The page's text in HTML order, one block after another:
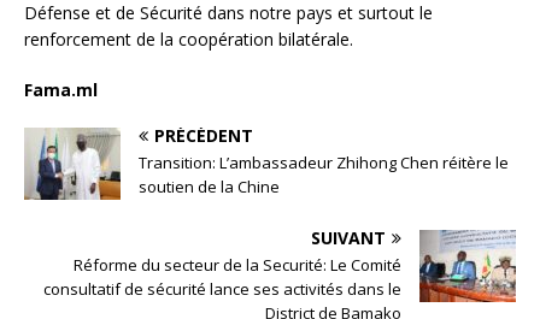
Défense et de Sécurité dans notre pays et surtout le
renforcement de la coopération bilatérale.
Fama.ml
PRÉCÉDENT
Transition: L’ambassadeur Zhihong Chen réitère le
soutien de la Chine
SUIVANT
Réforme du secteur de la Securité: Le Comité
consultatif de sécurité lance ses activités dans le
District de Bamako